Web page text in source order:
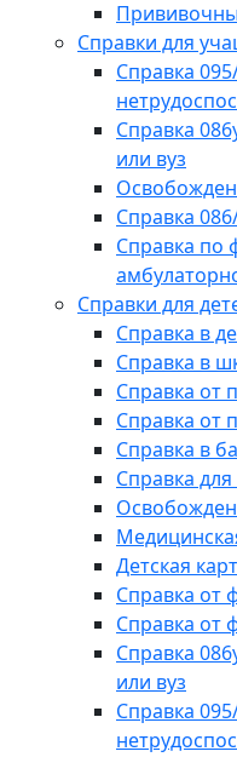
Справки для
Справка
Справка
или вуз
Справка
Справка по
Справки для
Справка в
Справка в
Справка от
Справка от
Справка в
Справка
Детская
Справка от
Справка от
Справка
или вуз
Справка